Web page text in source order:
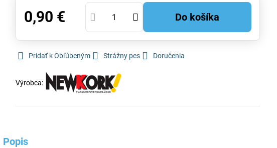
0,90 € Do košíka
Pridať k Obľúbeným Strážny pes Doručenia
Výrobca:
Popis